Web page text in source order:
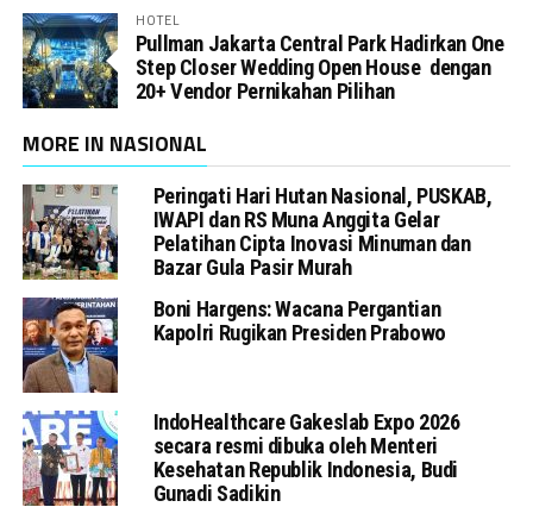
HOTEL
Pullman Jakarta Central Park Hadirkan One
Step Closer Wedding Open House dengan
20+ Vendor Pernikahan Pilihan
MORE IN NASIONAL
Peringati Hari Hutan Nasional, PUSKAB,
IWAPI dan RS Muna Anggita Gelar
Pelatihan Cipta Inovasi Minuman dan
Bazar Gula Pasir Murah
Boni Hargens: Wacana Pergantian
Kapolri Rugikan Presiden Prabowo
IndoHealthcare Gakeslab Expo 2026
secara resmi dibuka oleh Menteri
Kesehatan Republik Indonesia, Budi
Gunadi Sadikin